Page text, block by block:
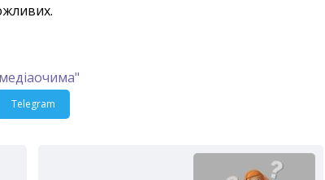
Telegram